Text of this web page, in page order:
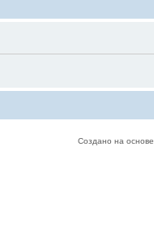
Создано на основе